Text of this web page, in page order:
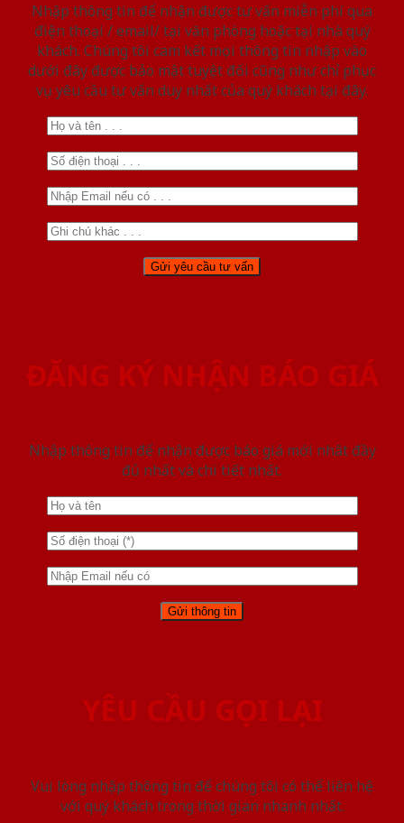
Nhập thông tin để nhận được tư vấn miễn phí qua
điện thoại / email/ tại văn phòng hoặc tại nhà quý
khách. Chúng tôi cam kết mọi thông tin nhập vào
dưới đây được bảo mật tuyệt đối cũng như chỉ phục
vụ yêu cầu tư vấn duy nhất của quý khách tại đây.
ĐĂNG KÝ NHẬN BÁO GIÁ
Nhập thông tin để nhận được báo giá mới nhât đầy
đủ nhất và chi tiết nhất.
YÊU CẦU GỌI LẠI
Vui lòng nhập thông tin để chúng tôi có thể liên hệ
với quý khách trong thời gian nhanh nhất.